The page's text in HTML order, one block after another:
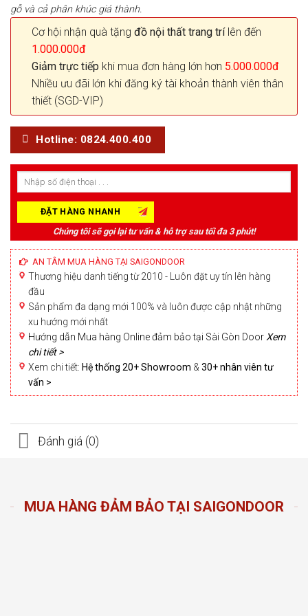
gỗ và cả phân khúc giá thành.
Cơ hội nhận quà tặng đồ nội thất trang trílên đến
1.000.000đ
Giảm trực tiếp khi mua đơn hàng lớn hơn 5.000.000đ
Nhiều ưu đãi lớn khi đăng ký tài khoản thành viên thân
thiết (SGD-VIP)
Hotline: 0824.400.400
Chúng tôi sẽ gọi lại tư vấn & hỗ trợ sau tối đa 3 phút!
AN TÂM MUA HÀNG TẠI SAIGONDOOR
Thương hiệu danh tiếng từ 2010 - Luôn đặt uy tín lên hàng
đầu
Sản phẩm đa dạng mới 100% và luôn được cập nhật những
xu hướng mới nhất
Hướng dẫn Mua hàng Online đảm bảo tại Sài Gòn Door Xem
chi tiết >
Xem chi tiết: Hệ thống 20+ Showroom & 30+ nhân viên tư
vấn >
Đánh giá (0)
MUA HÀNG ĐẢM BẢO TẠI SAIGONDOOR